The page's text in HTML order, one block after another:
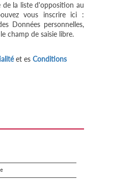
de la liste d'opposition au
vous inscrire ici :
Données personnelles,
champ de saisie libre.
et es Conditions